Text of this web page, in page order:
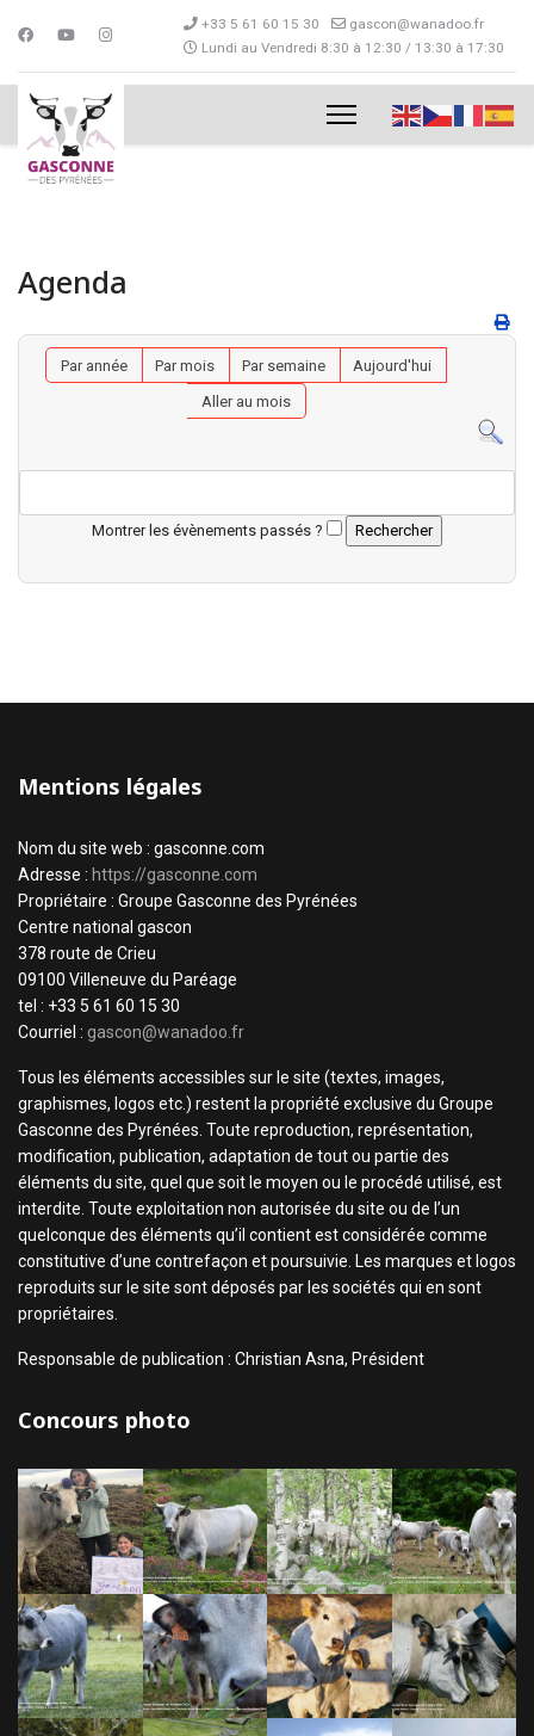
+33 5 61 60 15 30
gascon@wanadoo.fr
Lundi au Vendredi 8:30 à 12:30 / 13:30 à 17:30
Agenda
Par année Par mois Par semaine
Aujourd'hui
Aller au mois
Montrer les évènements passés ?
Mentions légales
Nom du site web : gasconne.com
Adresse : https://gasconne.com
Propriétaire : Groupe Gasconne des Pyrénées
Centre national gascon
378 route de Crieu
09100 Villeneuve du Paréage
tel : +33 5 61 60 15 30
Courriel : gascon@wanadoo.fr
Tous les éléments accessibles sur le site (textes, images,
graphismes, logos etc.) restent la propriété exclusive du Groupe
Gasconne des Pyrénées. Toute reproduction, représentation,
modification, publication, adaptation de tout ou partie des
éléments du site, quel que soit le moyen ou le procédé utilisé, est
interdite. Toute exploitation non autorisée du site ou de l’un
quelconque des éléments qu’il contient est considérée comme
constitutive d’une contrefaçon et poursuivie. Les marques et logos
reproduits sur le site sont déposés par les sociétés qui en sont
propriétaires.
Responsable de publication : Christian Asna, Président
Concours photo